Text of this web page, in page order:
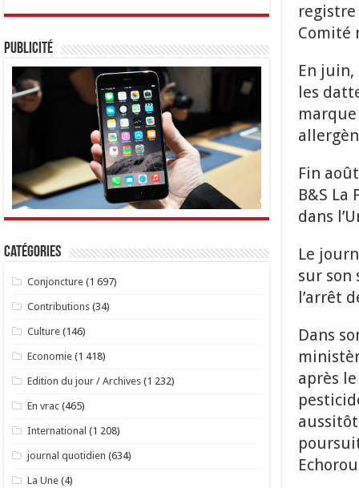
Comité
En juin,
les
Fin
B&S
dans
Le
sur son
l’arrêt
Dans
après
Publicité
Catégories
Conjoncture (1 697)
Contributions (34)
Culture (146)
Economie (1 418)
Edition du jour / Archives (1 232)
En vrac (465)
International (1 208)
journal quotidien (634)
La Une (4)